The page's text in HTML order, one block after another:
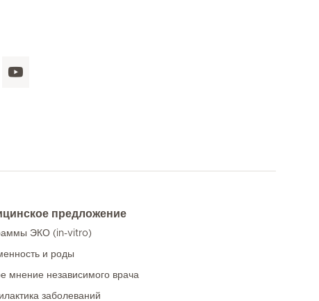
предложение
ЭКО (in-vitro)
и роды
мнение независимого врача
заболеваний